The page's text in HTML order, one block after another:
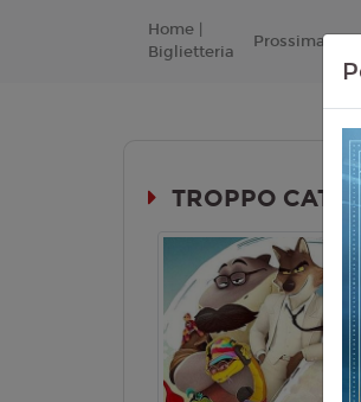
Home |
Biglietteria
TROPPO